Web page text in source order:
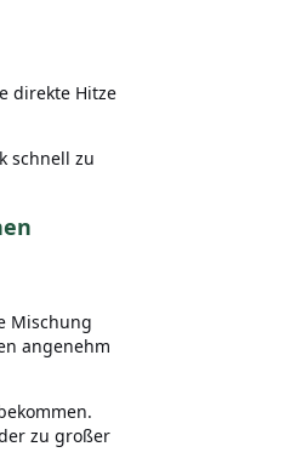
direkte Hitze
schnell zu
Mischung
angenehm
zu großer